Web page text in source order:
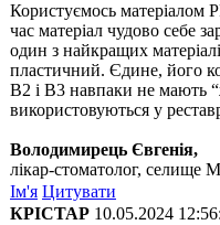
Користуємось матеріалом
час матеріал чудово себе
один з найкращих
пластичний. Єдине, його
В2 і В3 навпаки не мають
використовуються у
Володимирець Євгенія,
лікар-стоматолог, селище
Ім'я Цитувати
КРІСТАР 10.05.2024